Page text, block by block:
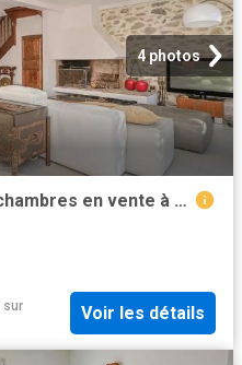
4 photos
Appartement de luxe de 4 chambres en vente à La Pointe Rouge, France
sur
Voir les détails